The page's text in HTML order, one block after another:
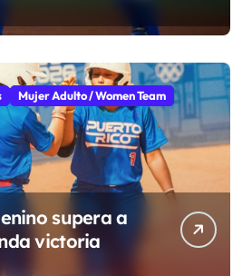
Mujer Adulto / Women Team
supera a
victoria